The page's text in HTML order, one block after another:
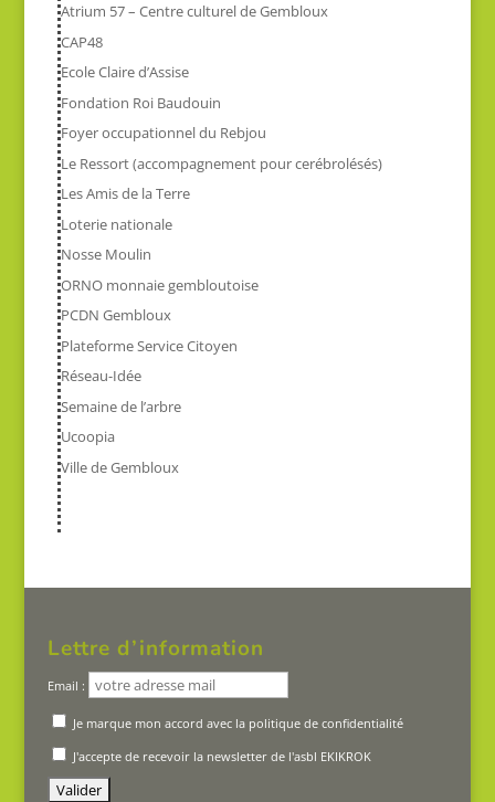
Atrium 57 – Centre culturel de Gembloux
CAP48
Ecole Claire d’Assise
Fondation Roi Baudouin
Foyer occupationnel du Rebjou
Le Ressort (accompagnement pour cerébrolésés)
Les Amis de la Terre
Loterie nationale
Nosse Moulin
ORNO monnaie gembloutoise
PCDN Gembloux
Plateforme Service Citoyen
Réseau-Idée
Semaine de l’arbre
Ucoopia
Ville de Gembloux
Lettre d’information
Email :
Je marque mon accord avec la politique de confidentialité
J'accepte de recevoir la newsletter de l'asbl EKIKROK